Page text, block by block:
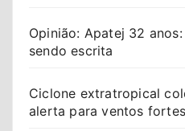
Opinião: Apatej 32
sendo escrita
Ciclone extratropical
alerta para ventos